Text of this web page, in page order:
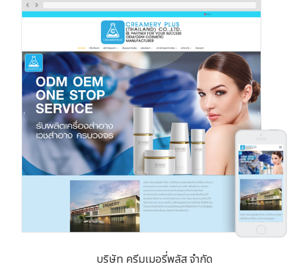
บริษัท ครีมเมอรี่พลัส จำกัด